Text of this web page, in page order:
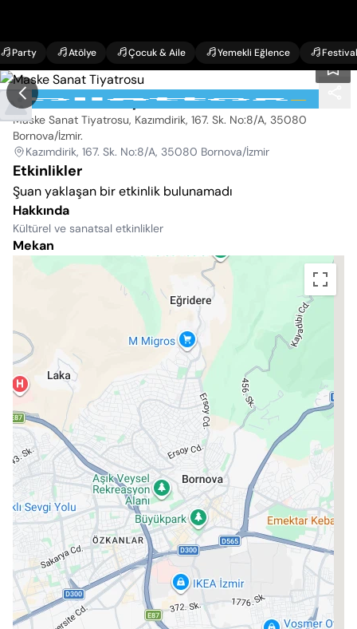
Party Atölye Çocuk & Aile Yemekli Eğlence Festival
Maske Sanat Tiyatrosu
Maske Sanat Tiyatrosu, Kazımdirik, 167. Sk. No:8/A, 35080
Bornova/İzmir.
Kazımdirik, 167. Sk. No:8/A, 35080 Bornova/İzmir
Etkinlikler
Şuan yaklaşan bir etkinlik bulunamadı
Hakkında
Kültürel ve sanatsal etkinlikler
Mekan